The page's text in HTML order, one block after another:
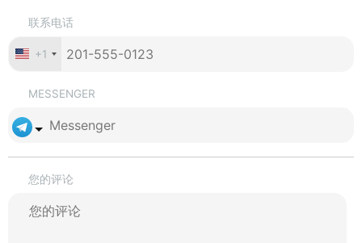
联系电话
+1
MESSENGER
您的评论